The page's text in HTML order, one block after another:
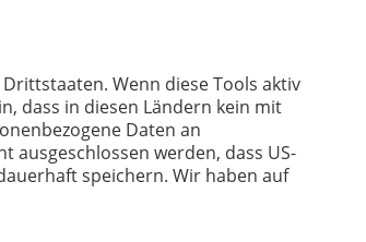
Wenn diese Tools aktiv
dass in diesen Ländern kein mit
Daten an
ausgeschlossen werden, dass US-
speichern. Wir haben auf